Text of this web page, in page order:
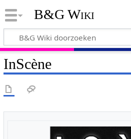
B&G Wiki
InScène